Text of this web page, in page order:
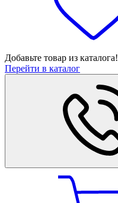
Добавьте товар из каталога!
Перейти в каталог